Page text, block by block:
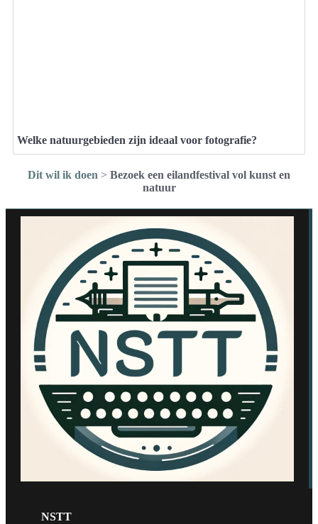
Welke natuurgebieden zijn ideaal voor fotografie?
Dit wil ik doen > Bezoek een eilandfestival vol kunst en
natuur
NSTT